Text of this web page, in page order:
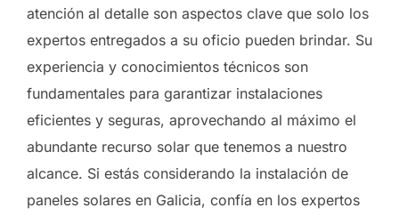
atención al detalle son aspectos clave que solo los
expertos entregados a su oficio pueden brindar. Su
experiencia y conocimientos técnicos son
fundamentales para garantizar instalaciones
eficientes y seguras, aprovechando al máximo el
abundante recurso solar que tenemos a nuestro
alcance. Si estás considerando la instalación de
paneles solares en Galicia, confía en los expertos